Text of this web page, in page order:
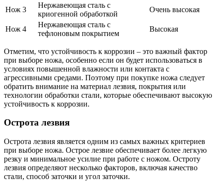
Нож 3
Нержавеющая сталь с
криогенной обработкой
Очень высокая
Нож 4
Нержавеющая сталь с
тефлоновым покрытием
Высокая
Отметим, что устойчивость к коррозии – это важный фактор
при выборе ножа, особенно если он будет использоваться в
условиях повышенной влажности или контакта с
агрессивными средами. Поэтому при покупке ножа следует
обратить внимание на материал лезвия, покрытия или
технологии обработки стали, которые обеспечивают высокую
устойчивость к коррозии.
Острота лезвия
Острота лезвия является одним из самых важных критериев
при выборе ножа. Острое лезвие обеспечивает более легкую
резку и минимальное усилие при работе с ножом. Остроту
лезвия определяют несколько факторов, включая качество
стали, способ заточки и угол заточки.